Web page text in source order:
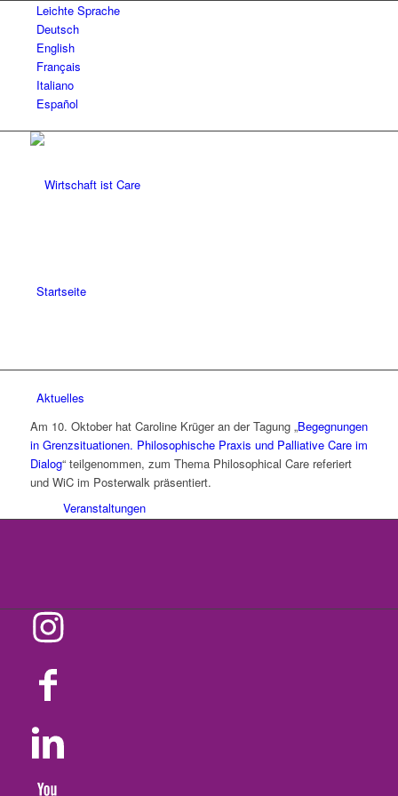
Leichte Sprache
Deutsch
English
Français
Italiano
Español
Startseite
Aktuelles
Veranstaltungen
Neuigkeiten
Projekte
Am 10. Oktober hat Caroline Krüger an der Tagung „Begegnungen
in Grenzsituationen. Philosophische Praxis und Palliative Care im
Dialog“ teilgenommen, zum Thema Philosophical Care referiert
und WiC im Posterwalk präsentiert.